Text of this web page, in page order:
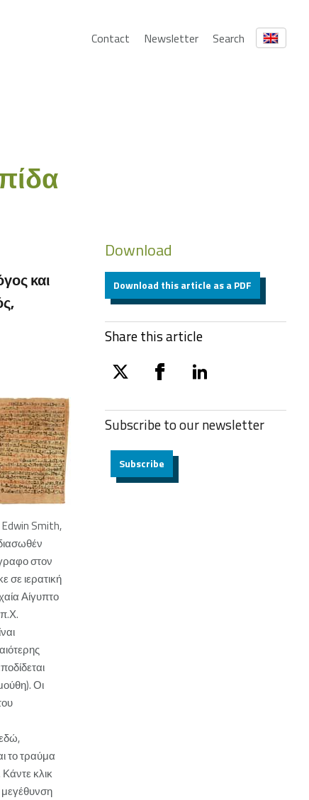
Contact Newsletter Search
και
Smith,
στον
σε ιερατική
Αίγυπτο
Οι
το τραύμα
κλικ
μεγέθυνση
Download
Download this article as a PDF
Share this article
twitter facebooklinkedin
Subscribe to ournewsletter
Subscribe